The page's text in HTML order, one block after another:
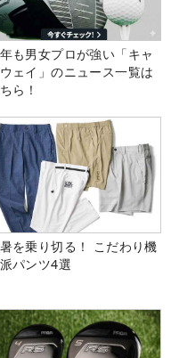
も男女プロが強い「キャ
ェイ」のニュース一覧は
ら！
を乗り切る！ こだわり機
パンツ4選